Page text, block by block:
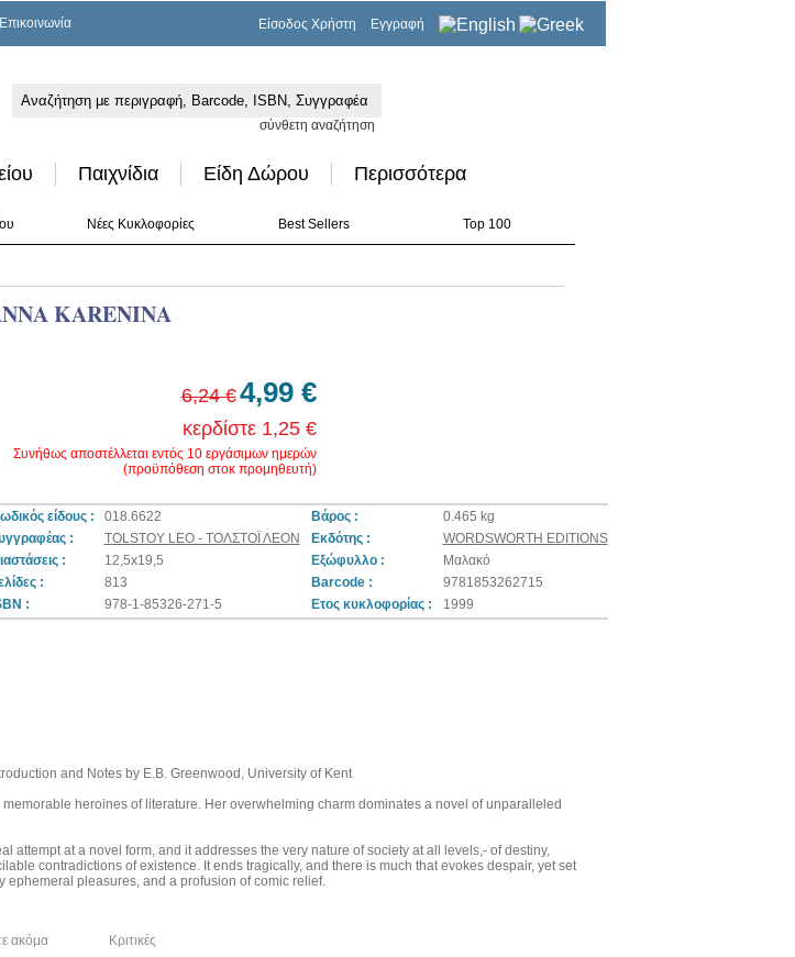
Επικοινωνία Είσοδος Χρήστη Εγγραφή
σύνθετη αναζήτηση
Παιχνίδια Είδη Δώρου Περισσότερα
Νέες Κυκλοφορίες Best Sellers Top 100
KARENINA
6,24 €4,99 €
κερδίστε 1,25 €
Συνήθως αποστέλλεται εντός 10 εργάσιμων ημερών
(προϋπόθεση στοκ προμηθευτή)
είδους : 018.6622 Βάρος :
0.465 kg
:
TOLSTOY LEO - ΤΟΛΣΤΟΪ ΛΕΟΝ Εκδότης :
WORDSWORTH EDITIONS
:
12,5x19,5 Εξώφυλλο :
Μαλακό
:
813 Barcode :
9781853262715
:
978-1-85326-271-5 Ετος κυκλοφορίας : 1999
and Notes by E.B. Greenwood, University of Kent
heroines of literature. Her overwhelming charm dominates a novel of unparalleled
attempt at a novel form, and it addresses the very nature of society at all levels,- of destiny,
contradictions of existence. It ends tragically, and there is much that evokes despair, yet set
ephemeral pleasures, and a profusion of comic relief.
ακόμα Κριτικές